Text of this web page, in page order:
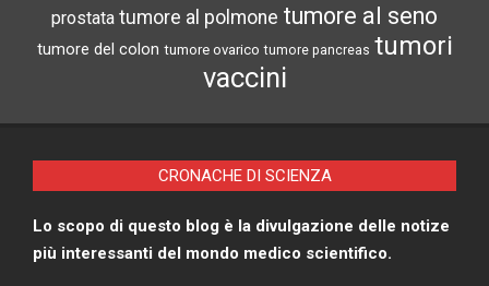
prostata tumore al polmone tumore al seno
tumore del colon tumore ovarico tumore pancreas tumori
vaccini
CRONACHE DI SCIENZA
Lo scopo di questo blog è la divulgazione delle notize
più interessanti del mondo medico scientifico.